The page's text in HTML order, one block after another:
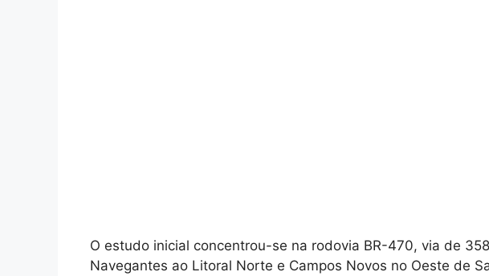
O estudo inicial concentrou-se na rodovia BR-470, via de
Navegantes ao Litoral Norte e Campos Novos no Oeste de